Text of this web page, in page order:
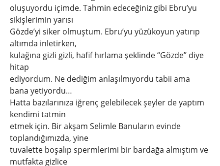
oluşuyordu içimde. Tahmin edeceğiniz gibi Ebru’yu
sikişlerimin yarısı
Gözde’yi siker olmuştum. Ebru’yu yüzükoyun yatırıp
altımda inletirken,
kulağına gizli gizli, hafif hırlama şeklinde “Gözde” diye
hitap
ediyordum. Ne dediğim anlaşılmıyordu tabii ama
bana yetiyordu…
Hatta bazılarınıza iğrenç gelebilecek şeyler de yaptım
kendimi tatmin
etmek için. Bir akşam Selimle Banuların evinde
toplandığımızda, yine
tuvalette boşalıp spermlerimi bir bardağa almıştım ve
mutfakta gizlice